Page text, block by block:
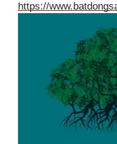
https://